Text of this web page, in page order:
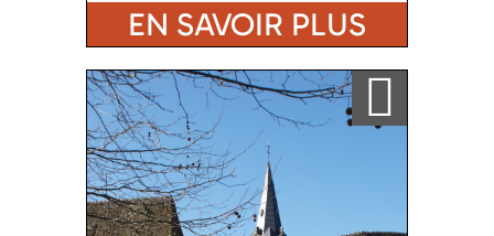
EN SAVOIR PLUS
Ajouter a ma sélection